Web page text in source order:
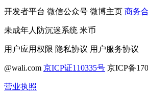
开发者平台 微信公众号 微博主页 商务
未成年人防沉迷系统 米币
用户应用权限 隐私协议 用户服务协议
@wali.com 京ICP证110335号 京ICP备
营业执照